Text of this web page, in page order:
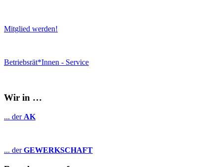
Mitglied werden!
Betriebsrät*Innen - Service
Wir in …
... der AK
... derGEWERKSCHAFT